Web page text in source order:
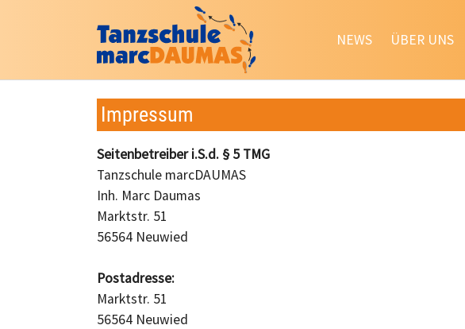
NEWS ÜBER UNS
Impressum
Seitenbetreiber i.S.d. § 5 TMG
Tanzschule marcDAUMAS
Inh. Marc Daumas
Marktstr. 51
56564 Neuwied
Postadresse:
Marktstr. 51
56564 Neuwied